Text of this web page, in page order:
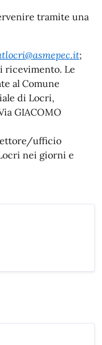
tramite una
;
ricevimento. Le
al Comune
di Locri,
GIACOMO
ufficio
nei giorni e